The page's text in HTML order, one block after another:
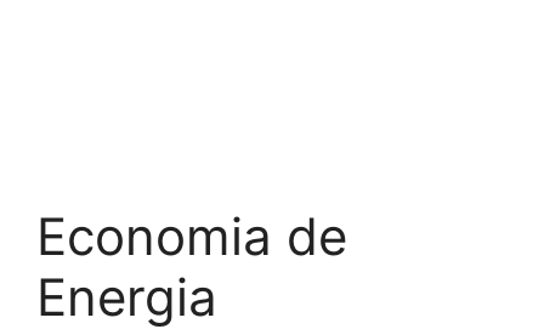
Economia de
Energia